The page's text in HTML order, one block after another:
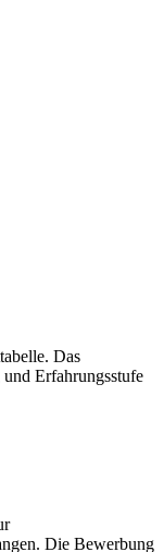
Das
Erfahrungsstufe
Die Bewerbung